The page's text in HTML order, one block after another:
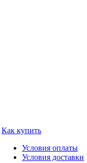
Как купить
Условия оплаты
Условия доставки